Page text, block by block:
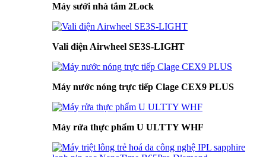
Máy sưởi nhà tắm 2Lock
Vali điện Airwheel SE3S-LIGHT
Máy nước nóng trực tiếp Clage CEX9 PLUS
Máy rửa thực phẩm U ULTTY WHF